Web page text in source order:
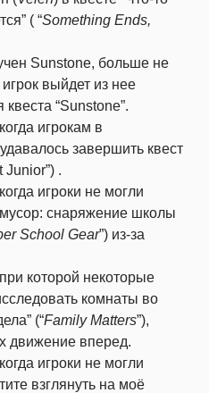
( “Something Ends,
Sunstone, больше не
выйдет из нее
“Sunstone”.
игрокам в
завершить квест
Junior”) .
игроки не могли
мусор: снаряжение школы
School Gear”) из-за
которой некоторые
комнаты во
(“Family Matters”),
движение вперед.
игроки не могли
взглянуть на моё